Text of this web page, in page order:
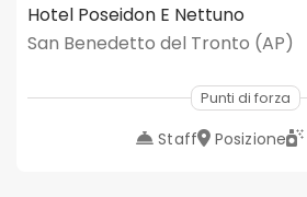
Hotel Poseidon E Nettuno
San Benedetto del Tronto (AP)
Punti di forza
Staff Posizione